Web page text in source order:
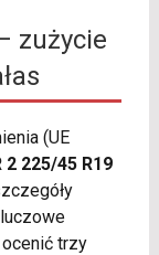
zużycie
(UE
225/45 R19
trzy